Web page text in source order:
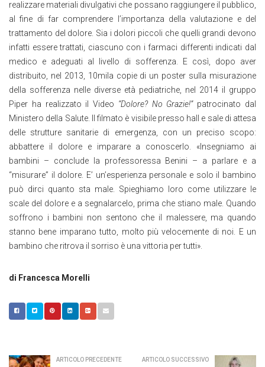
realizzare materiali divulgativi che possano raggiungere il pubblico,
al fine di far comprendere l’importanza della valutazione e del
trattamento del dolore. Sia i dolori piccoli che quelli grandi devono
infatti essere trattati, ciascuno con i farmaci differenti indicati dal
medico e adeguati al livello di sofferenza. E così, dopo aver
distribuito, nel 2013, 10mila copie di un poster sulla misurazione
della sofferenza nelle diverse età pediatriche, nel 2014 il gruppo
Piper ha realizzato il Video “Dolore? No Grazie!”patrocinato dal
Ministero della Salute. Il filmato è visibile presso hall e sale di attesa
delle strutture sanitarie di emergenza, con un preciso scopo:
abbattere il dolore e imparare a conoscerlo. «Insegniamo ai
bambini – conclude la professoressa Benini – a parlare e a
“misurare” il dolore. E’ un’esperienza personale e solo il bambino
può dirci quanto sta male. Spieghiamo loro come utilizzare le
scale del dolore e a segnalarcelo, prima che stiano male. Quando
soffrono i bambini non sentono che il malessere, ma quando
stanno bene imparano tutto, molto più velocemente di noi. E un
bambino che ritrova il sorriso è una vittoria per tutti».
di Francesca Morelli
ARTICOLO PRECEDENTE ARTICOLO SUCCESSIVO